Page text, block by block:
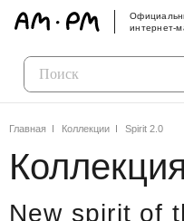
интернет-
Главная Коллекции Spirit 2.0
New spirit of